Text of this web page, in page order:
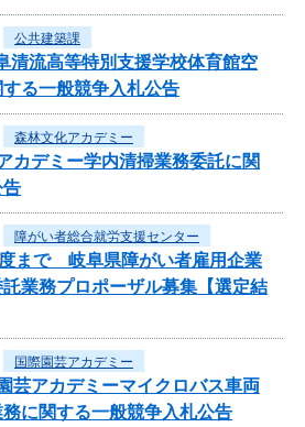
公共建築課
清流高等特別支援学校体育館空
る一般競争入札公告
森林文化アカデミー
カデミー学内清掃業務委託に関
告
障がい者総合就労支援センター
まで 岐阜県障がい者雇用企業
業務プロポーザル募集【選定結
国際園芸アカデミー
芸アカデミーマイクロバス車両
に関する一般競争入札公告